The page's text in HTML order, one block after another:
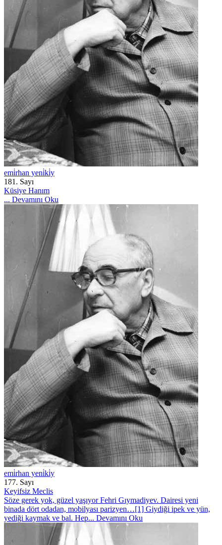
emi̇rhan yeni̇ki̇y
181. Sayı
Küsiye Hanım
... Devamını Oku
emi̇rhan yeni̇ki̇y
177. Sayı
Keyifsiz Meclis
Söze gerek yok, güzel yaşıyor Fehri Gıymadiyev. Dairesi yeni
binada dört odadan, mobilyası parizyen…[1] Giydiği ipek ve yün,
yediği kaymak ve bal. Hep... Devamını Oku